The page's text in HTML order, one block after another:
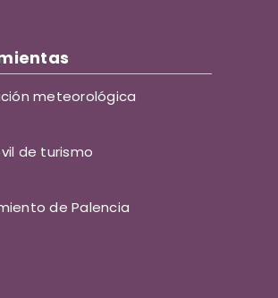
meteorológica
de turismo
de Palencia